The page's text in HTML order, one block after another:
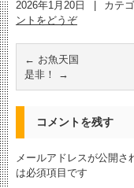
2026年1月20日 カテ
ントをどうぞ
← お魚天国
是非！
→
コメントを残す
メールアドレスが公開さ
は必須項目です